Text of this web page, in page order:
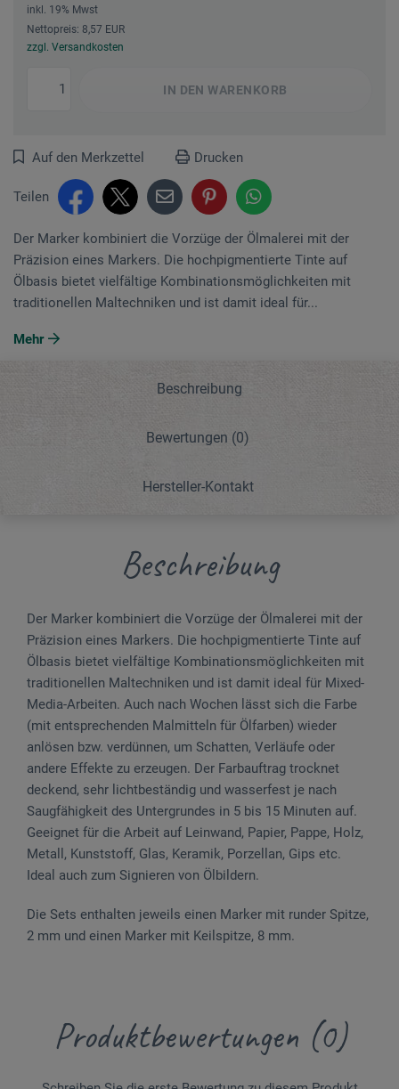
inkl. 19% Mwst
Nettopreis: 8,57 EUR
zzgl. Versandkosten
IN DEN WARENKORB
Auf den Merkzettel Drucken
Teilen
Der Marker kombiniert die Vorzüge der Ölmalerei mit der
Präzision eines Markers. Die hochpigmentierte Tinte auf
Ölbasis bietet vielfältige Kombinationsmöglichkeiten mit
traditionellen Maltechniken und ist damit ideal für...
Mehr
Beschreibung
Bewertungen (0)
Hersteller-Kontakt
Beschreibung
Der Marker kombiniert die Vorzüge der Ölmalerei mit der
Präzision eines Markers. Die hochpigmentierte Tinte auf
Ölbasis bietet vielfältige Kombinationsmöglichkeiten mit
traditionellen Maltechniken und ist damit ideal für Mixed-
Media-Arbeiten. Auch nach Wochen lässt sich die Farbe
(mit entsprechenden Malmitteln für Ölfarben) wieder
anlösen bzw. verdünnen, um Schatten, Verläufe oder
andere Effekte zu erzeugen. Der Farbauftrag trocknet
deckend, sehr lichtbeständig und wasserfest je nach
Saugfähigkeit des Untergrundes in 5 bis 15 Minuten auf.
Geeignet für die Arbeit auf Leinwand, Papier, Pappe, Holz,
Metall, Kunststoff, Glas, Keramik, Porzellan, Gips etc.
Ideal auch zum Signieren von Ölbildern.
Die Sets enthalten jeweils einen Marker mit runder Spitze,
2 mm und einen Marker mit Keilspitze, 8 mm.
Produktbewertungen (0)